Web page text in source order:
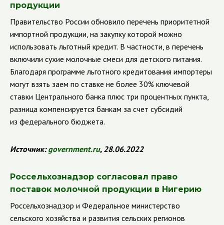
продукции
Правительство России обновило перечень приоритетной
импортной продукции, на закупку которой можно
использовать льготный кредит. В частности, в перечень
включили сухие молочные смеси для детского питания.
Благодаря программе льготного кредитования импортеры
могут взять заем по ставке не более 30% ключевой
ставки Центрального банка плюс три процентных пункта,
разница компенсируется банкам за счет субсидий
из федерального бюджета.
Источник:government.ru, 28.06.2022
Россельхознадзор согласовал право
поставок молочной продукции в Нигерию
Россельхознадзор и Федеральное министерство
сельского хозяйства и развития сельских регионов